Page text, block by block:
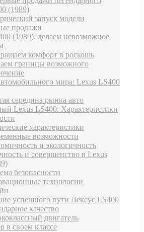
(1989)
запуск модели
продажи
(1989): делаем невозможное
комфорт в роскошь
границы возможного
мира: Lexus LS400
середина рынка авто
Lexus LS400: Характеристики
характеристики
возможности
и экологичность
и совершенство в Lexus
безопасности
технологии
успешного пути Лексус LS400
качество
двигатель
в своем классе